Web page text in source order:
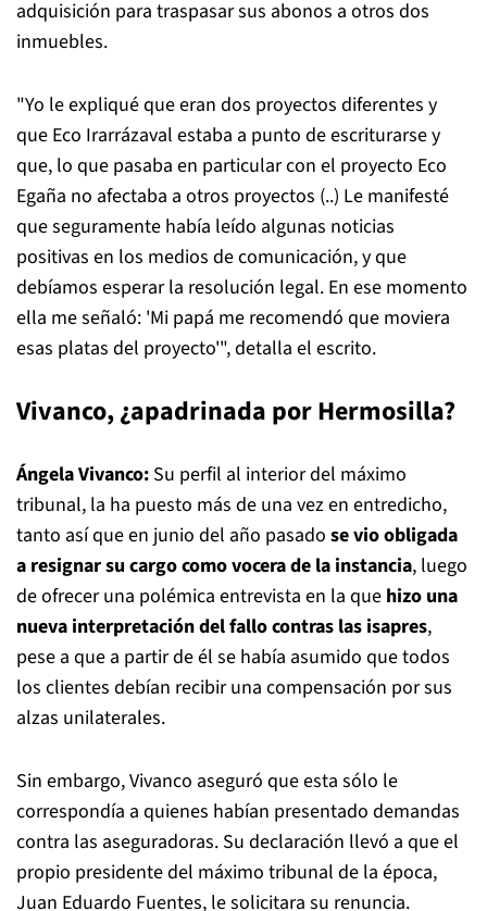
adquisición para traspasar sus abonos a otros dos
inmuebles.
"Yo le expliqué que eran dos proyectos diferentes y
que Eco Irarrázaval estaba a punto de escriturarse y
que, lo que pasaba en particular con el proyecto Eco
Egaña no afectaba a otros proyectos (..) Le manifesté
que seguramente había leído algunas noticias
positivas en los medios de comunicación, y que
debíamos esperar la resolución legal. En ese momento
ella me señaló: 'Mi papá me recomendó que moviera
esas platas del proyecto'", detalla el escrito.
Vivanco, ¿apadrinada por Hermosilla?
Ángela Vivanco: Su perfil al interior del máximo
tribunal, la ha puesto más de una vez en entredicho,
tanto así que en junio del año pasado se vio obligada
a resignar su cargo como vocera de la instancia, luego
de ofrecer una polémica entrevista en la que hizo una
nueva interpretación del fallo contras las isapres,
pese a que a partir de él se había asumido que todos
los clientes debían recibir una compensación por sus
alzas unilaterales.
Sin embargo, Vivanco aseguró que esta sólo le
correspondía a quienes habían presentado demandas
contra las aseguradoras. Su declaración llevó a que el
propio presidente del máximo tribunal de la época,
Juan Eduardo Fuentes, le solicitara su renuncia.